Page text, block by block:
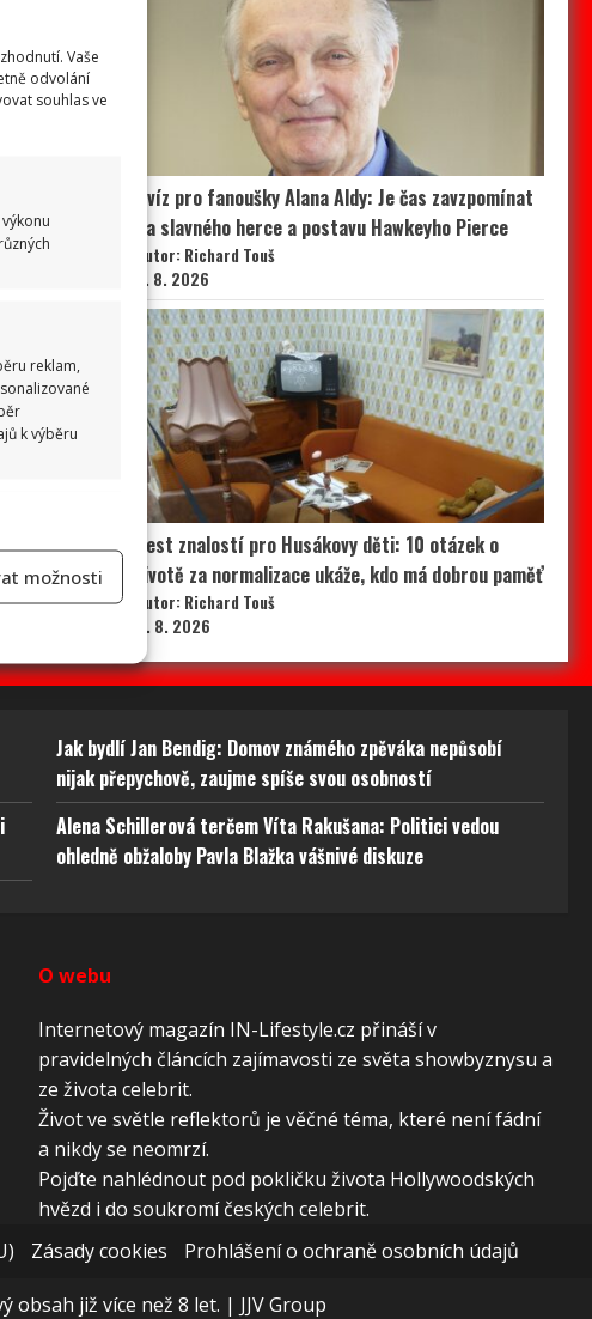
Vaše
odvolání
souhlas ve
reklam,
k výběru
na
Vždy aktivní
možnosti
Kvíz pro fanoušky Alana Aldy: Je čas zavzpomínat
na slavného herce a postavu Hawkeyho Pierce
Autor: Richard Touš
9. 8. 2026
Test znalostí pro Husákovy děti: 10 otázek o
životě za normalizace ukáže, kdo má dobrou paměť
Autor: Richard Touš
8. 8. 2026
Jak bydlí Jan Bendig: Domov známého zpěváka nepůsobí
nijak přepychově, zaujme spíše svou osobností
Alena Schillerová terčem Víta Rakušana: Politici vedou
ohledně obžaloby Pavla Blažka vášnivé diskuze
O webu
Internetový magazín IN-Lifestyle.cz přináší v
pravidelných článcích zajímavosti ze světa showbyznysu a
ze života celebrit.
Život ve světle reflektorů je věčné téma, které není fádní
a nikdy se neomrzí.
Pojďte nahlédnout pod pokličku života Hollywoodských
hvězd i do soukromí českých celebrit.
Zásady cookies Prohlášení o ochraně osobních údajů
obsah již více než 8 let. | JJV Group